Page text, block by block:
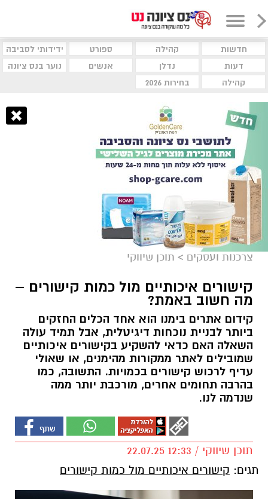
חדשות קהילה ספורט
ידידותי לסביבה
דעות
נדלן אנשים
נוער בנס ציונה
קהילה
בחירות 2026
צרכנות ועסקים > תוכן שיווקי
קישורים איכותיים מול כמות קישורים –
מה חשוב באמת?
קידום אתרים בימנו הוא אחד הכלים החזקים
ביותר לבניית נוכחות דיגיטלית, אבל תמיד עולה
השאלה האם כדאי להשקיע בקישורים איכותיים
שמובילים לאתר ממקורות מהימנים, או שאולי
עדיף לרכוש קישורים בכמויות. התשובה, כמו
בהרבה תחומים אחרים, מורכבת יותר ממה
שנדמה לנו.
תוכן שיווקי / 12:33 22.07.25
תגים: קישורים איכותיים מול כמות קישורים